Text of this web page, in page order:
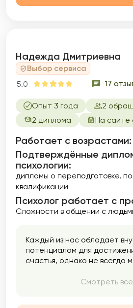
Надежда Дмитриевна
Выбор сервиса
5.0
17
Опыт 3 года
2
2 диплома
На сайте
Работает с возрастами:
Подтверждённые
психологии:
дипломы о переподготовке
квалификации
Психолог работает с
Сложности в общении с
Каждый из нас обладает
потенциалом для
счастья, однако не всегда
заключается в том, чтобы
Смотреть все